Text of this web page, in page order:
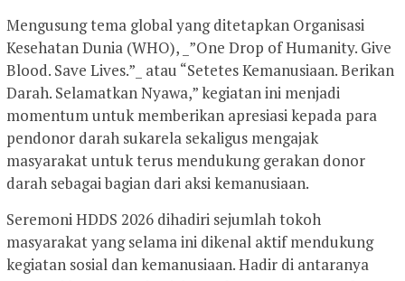
Mengusung tema global yang ditetapkan Organisasi
Kesehatan Dunia (WHO), _”One Drop of Humanity. Give
Blood. Save Lives.”_ atau “Setetes Kemanusiaan. Berikan
Darah. Selamatkan Nyawa,” kegiatan ini menjadi
momentum untuk memberikan apresiasi kepada para
pendonor darah sukarela sekaligus mengajak
masyarakat untuk terus mendukung gerakan donor
darah sebagai bagian dari aksi kemanusiaan.
Seremoni HDDS 2026 dihadiri sejumlah tokoh
masyarakat yang selama ini dikenal aktif mendukung
kegiatan sosial dan kemanusiaan. Hadir di antaranya